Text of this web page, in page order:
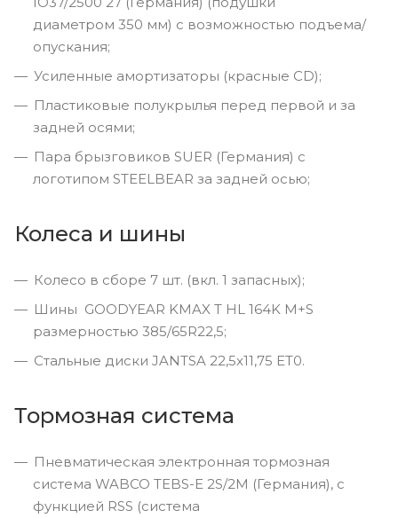
диаметром 350 мм) с возможностью подъема/
опускания;
Усиленные амортизаторы (красные СD);
Пластиковые полукрылья перед первой и за
задней осями;
Пара брызговиков SUER (Германия) с
логотипом STEELBEAR за задней осью;
Колеса и шины
Колесо в сборе 7 шт. (вкл. 1 запасных);
Шины GOODYEAR KMAX T HL 164K M+S
размерностью 385/65R22,5;
Стальные диски JANTSA 22,5х11,75 ET0.
Тормозная система
Пневматическая электронная тормозная
система WABCO TEBS-E 2S/2M (Германия), с
функцией RSS (система